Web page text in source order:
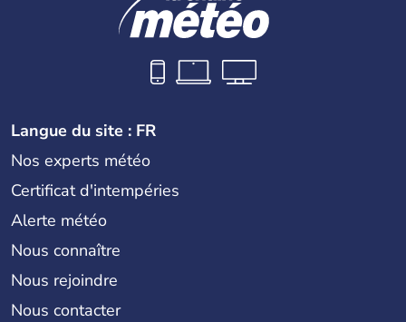
Langue du site : FR
Nos experts météo
Certificat d'intempéries
Alerte météo
Nous connaître
Nous rejoindre
Nous contacter